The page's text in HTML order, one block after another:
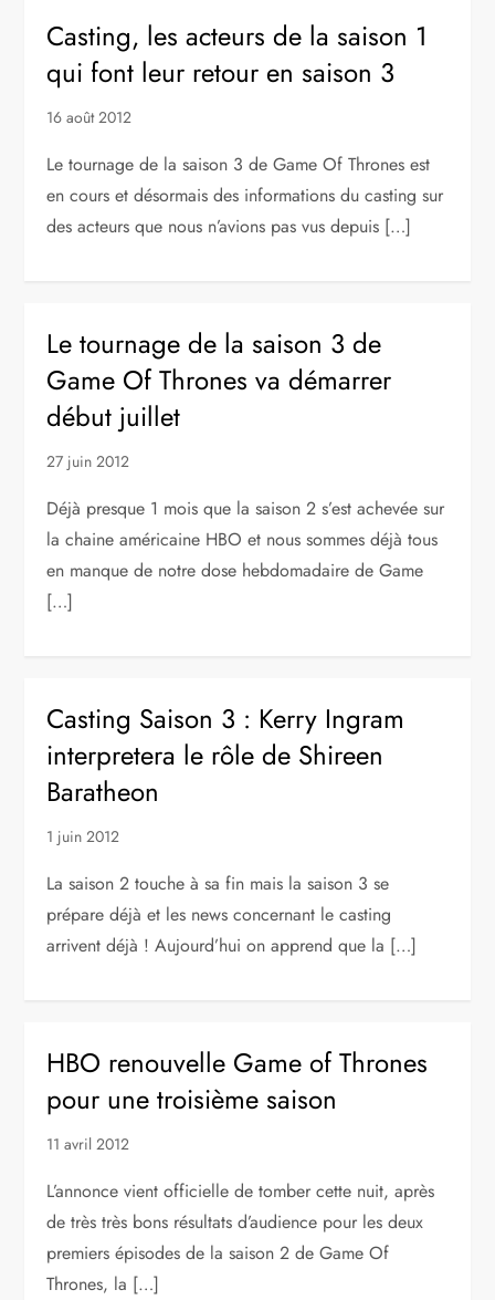
Casting, les acteurs de la saison 1
qui font leur retour en saison 3
16 août 2012
Le tournage de la saison 3 de Game Of Thrones est
en cours et désormais des informations du casting sur
des acteurs que nous n’avions pas vus depuis […]
Le tournage de la saison 3 de
Game Of Thrones va démarrer
début juillet
27 juin 2012
Déjà presque 1 mois que la saison 2 s’est achevée sur
la chaine américaine HBO et nous sommes déjà tous
en manque de notre dose hebdomadaire de Game
[…]
Casting Saison 3 : Kerry Ingram
interpretera le rôle de Shireen
Baratheon
1 juin 2012
La saison 2 touche à sa fin mais la saison 3 se
prépare déjà et les news concernant le casting
arrivent déjà ! Aujourd’hui on apprend que la […]
HBO renouvelle Game of Thrones
pour une troisième saison
11 avril 2012
L’annonce vient officielle de tomber cette nuit, après
de très très bons résultats d’audience pour les deux
premiers épisodes de la saison 2 de Game Of
Thrones, la […]